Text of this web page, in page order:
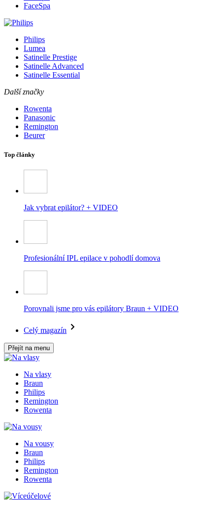
FaceSpa
Philips
Lumea
Satinelle Prestige
Satinelle Advanced
Satinelle Essential
Další značky
Rowenta
Panasonic
Remington
Beurer
Top články
Jak vybrat epilátor? + VIDEO
Profesionální IPL epilace v pohodlí domova
Porovnali jsme pro vás epilátory Braun + VIDEO
Celý magazín
Přejít na menu
Na vlasy
Braun
Philips
Remington
Rowenta
Na vousy
Braun
Philips
Remington
Rowenta